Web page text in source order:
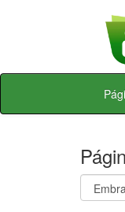
Skip